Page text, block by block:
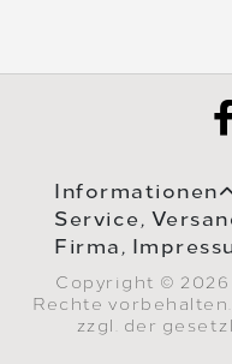
Informationen
Service,
Firma,
Copyright © 2026
Rechte vorbehalten.
zzgl. der